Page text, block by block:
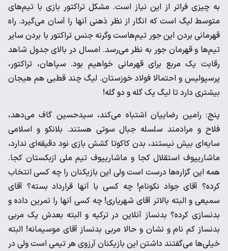
به چیزی فراتر از این نیاز است. مشکل تراکتور بازی با تیم‌های
متوسط لیگ است که انگار از نظر ذهنی آنها را آسان می‌گیرد. راه
قهرمانی بردن این جور تیم‌هاست وگرنه جنس تراکتور با بردن سایر
تیم‌ها و قهرمان جور به نظر می‌رسد. امسال در بالای جدول شاهد
رقابت یک مربع برای قهرمانی خواهیم بود. سپاهان، تراکتور،
پرسپولیس و احتمالا فولاد خوزستان. لیگ چند قطبی هم هیجان
بیشتری دارد تا لیگ یک گله و دو گله!
پنج: رامین رضاییان اشتباه می‌کند، سیدحسین گاف می‌دهد،
فلاح و مرادمند سلسله جبال سوتی هستند. بلانکو و اسلامی
سایه‌ای بیش نیستند، بدن کاکوتا کشش بازی نود دقیقه‌ای ندارد،
ماشاریپوف استقلال کجا و ماشاریپوف تیم ملی ازبکستان کجا.
همه این گزاره‌ها درست است ولی این بازیکنان را چه کسی انتخاب
کرده؟ آقای جواد نکونام! چه کسی با آنها قرارداد بسته؟ آقای
سمیعی و البته بالاتر آقای شهریاری! چه کسی آنها را تمرین داده و
بدنسازی کرده؟ بدنساز آنلاین در ترکیه و البته بعدش یک مربی
بدنساز کم نام و نشان و حالا مربی بدنساز آقای موسیمانه! البته
خیلی‌ها می‌گفتند داشتن این بازیکنان آرزوی هر تیمی است ولی در